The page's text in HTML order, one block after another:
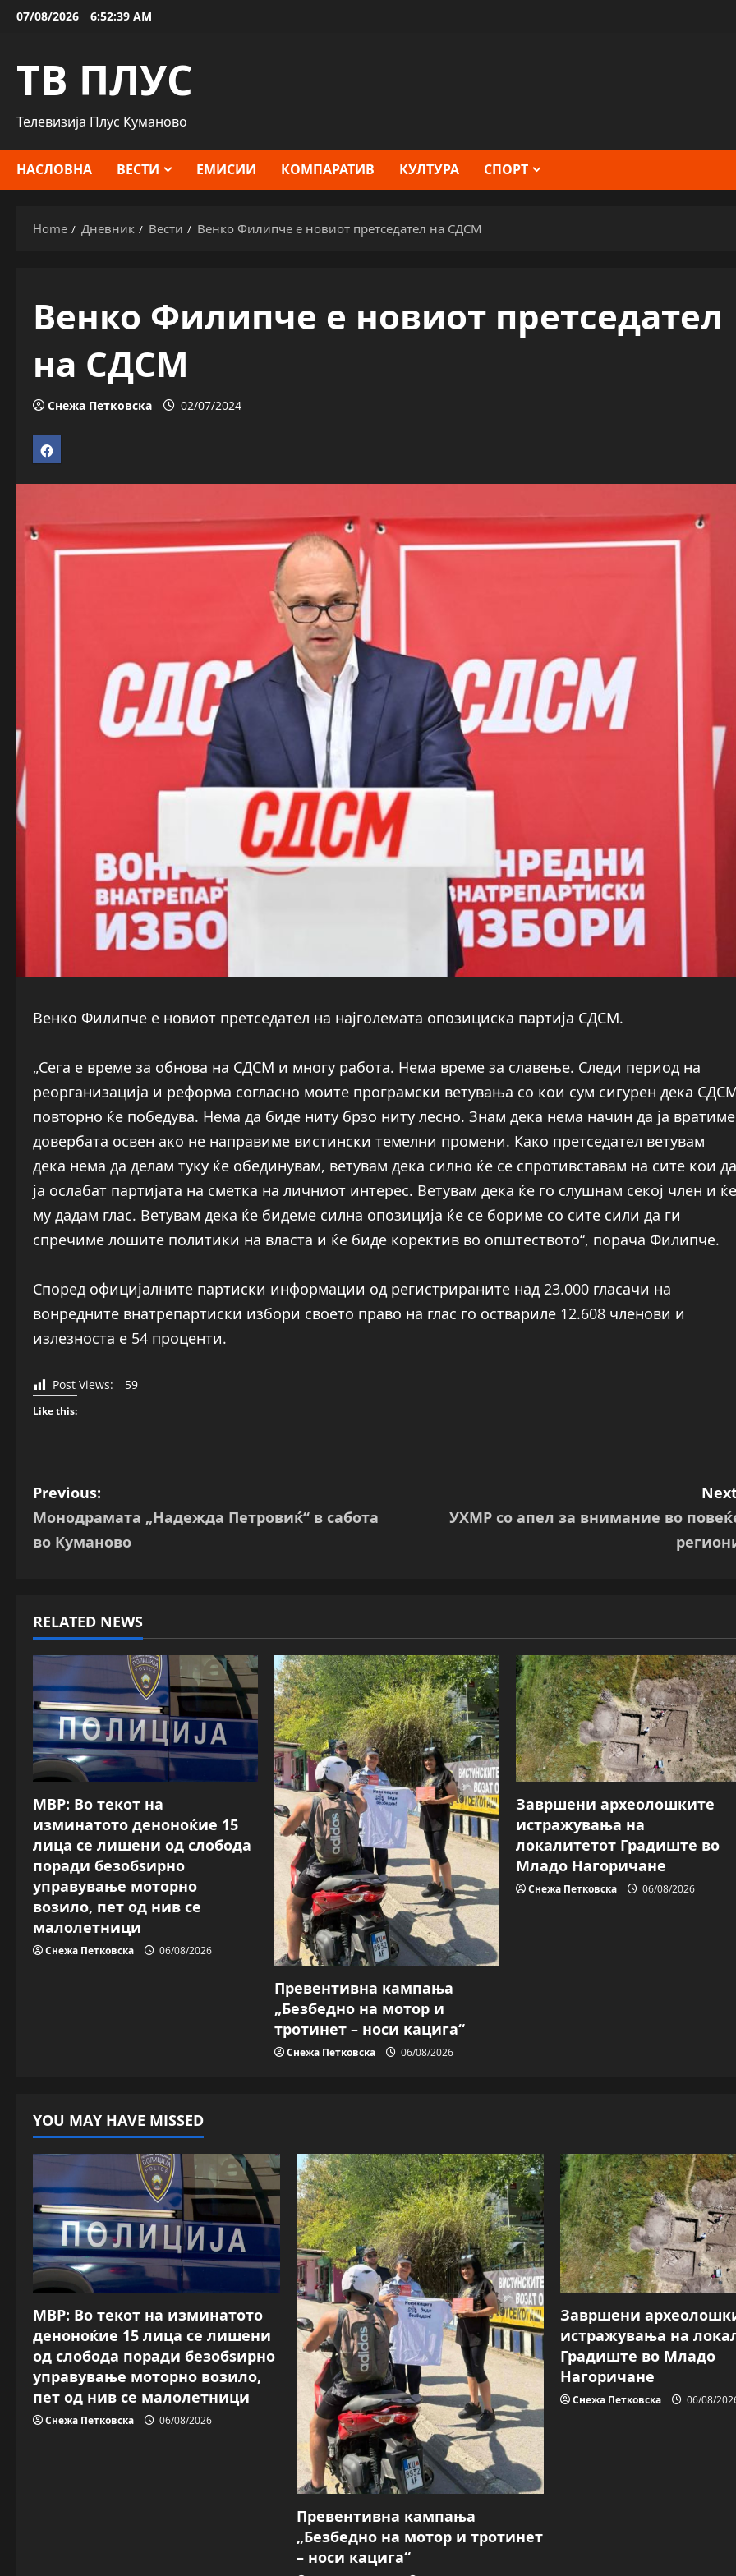
Skip07/08/2026 6:52:40 AM
ТВ ПЛУС
Телевизија Плус Куманово
НАСЛОВНА ВЕСТИ ЕМИСИИ КОМПАРАТИВ КУЛТУРА СПОРТ
Home Дневник Вести Венко Филипче е новиот претседател на СДСМ
Венко Филипче е новиот претседател
на СДСМ
Снежа Петковска 02/07/2024
Венко Филипче е новиот претседател на најголемата опозициска партија СДСМ.
„Сега е време за обнова на СДСМ и многу работа. Нема време за славење. Следи период на
реорганизација и реформа согласно моите програмски ветувања со кои сум сигурен дека
повторно ќе победува. Нема да биде ниту брзо ниту лесно. Знам дека нема начин да ја вратиме
довербата освен ако не направиме вистински темелни промени. Како претседател ветувам
дека нема да делам туку ќе обединувам, ветувам дека силно ќе се спротивставам на сите кои да
ја ослабат партијата на сметка на личниот интерес. Ветувам дека ќе го слушнам секој член и ќе
му дадам глас. Ветувам дека ќе бидеме силна опозиција ќе се бориме со сите сили да ги
спречиме лошите политики на власта и ќе биде коректив во општеството“, порача Филипче.
Според официјалните партиски информации од регистрираните над 23.000 гласачи на
вонредните внатрепартиски избори своето право на глас го оствариле 12.608 членови и
излезноста е 54 проценти.
Post Views: 59
Like this:
P
o
n
a
v
i
g
a
t
i
o
n
Previous:
Монодрамата „Надежда Петровиќ“ в сабота
во Куманово
УХМР со апел за внимание во
RELATED NEWS
МВР: Во текот на
изминатото деноноќие 15
лица се лишени од слобода
поради безобѕирно
управување моторно
возило, пет од нив се
малолетници
Снежа Петковска 06/08/2026
Превентивна кампања
„Безбедно на мотор и
тротинет – носи кацига“
Снежа Петковска 06/08/2026
Завршени археолошките
истражувања на
локалитетот Градиште во
Младо Нагоричане
Снежа Петковска 06/08/2026
YOU MAY HAVE MISSED
МВР: Во текот на изминатото
деноноќие 15 лица се лишени
од слобода поради безобѕирно
управување моторно возило,
пет од нив се малолетници
Снежа Петковска 06/08/2026
Превентивна кампања
„Безбедно на мотор и тротинет
– носи кацига“
Завршени
истражувања на
Градиште во Младо
Нагоричане
Снежа Петковска 06/08/